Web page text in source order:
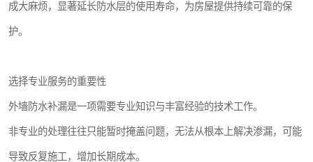
成大麻烦，显著延长防水层的使用寿命，为房屋提供持续可靠的保
护。
选择专业服务的重要性
外墙防水补漏是一项需要专业知识与丰富经验的技术工作。
非专业的处理往往只能暂时掩盖问题，无法从根本上解决渗漏，可能
导致反复施工，增加长期成本。